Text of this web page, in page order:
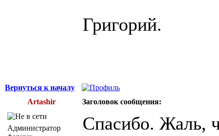
Григорий.
Вернуться к началу
Artashir
Заголовок сообщения:
Администратор
Спасибо. Жаль,